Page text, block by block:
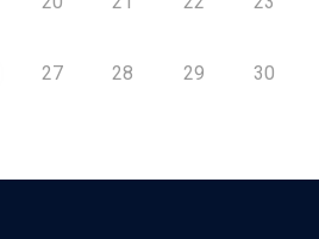
27 28 29 30